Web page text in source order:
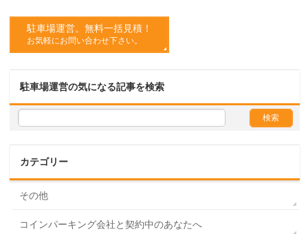
駐車場運営。無料一括見積！
お気軽にお問い合わせ下さい。
駐車場運営の気になる記事を検索
カテゴリー
その他
コインパーキング会社と契約中のあなたへ